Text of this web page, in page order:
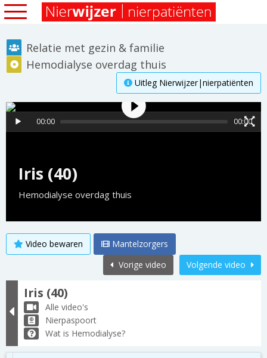
Relatie met gezin & familie
Hemodialyse overdag thuis
Uitleg Nierwijzer|nierpatiënten
Iris (40)
Hemodialyse overdag thuis
00:00 00:00
Video bewaren
Mantelzorgers
Volgende video
Vorige video
Iris (40)
Alle video's
Nierpaspoort
Wat is Hemodialyse?